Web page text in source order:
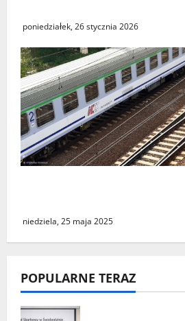
poniedziałek, 26 stycznia 2026
niedziela, 25 maja 2025
POPULARNE TERAZ